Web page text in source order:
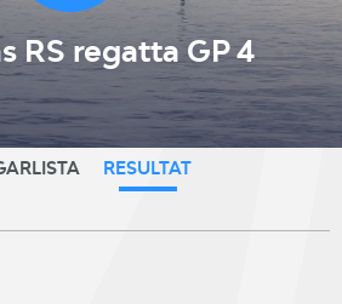
RS regatta GP 4
RESULTAT